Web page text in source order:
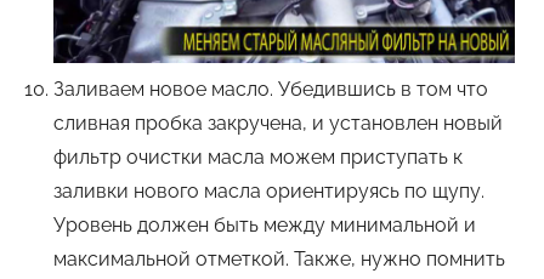
Заливаем новое масло. Убедившись в том что
сливная пробка закручена, и установлен новый
фильтр очистки масла можем приступать к
заливки нового масла ориентируясь по щупу.
Уровень должен быть между минимальной и
максимальной отметкой. Также, нужно помнить